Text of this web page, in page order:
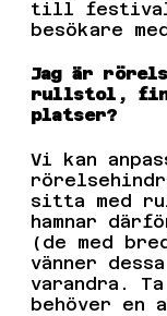
till
besökare
Jag är
rullstol,
platser?
Vi kan
sitta med
hamnar
(de med
vänner
varandra.
behöver en